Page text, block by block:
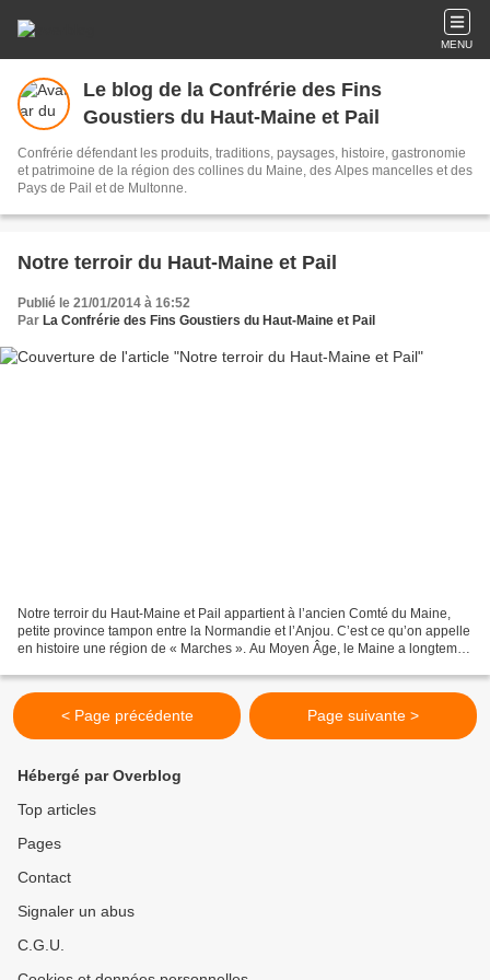
MENU
Le blog de la Confrérie des Fins
Goustiers du Haut-Maine et Pail
Confrérie défendant les produits, traditions, paysages, histoire, gastronomie
et patrimoine de la région des collines du Maine, des Alpes mancelles et des
Pays de Pail et de Multonne.
Notre terroir du Haut-Maine et Pail
Publié le 21/01/2014 à 16:52
Par La Confrérie des Fins Goustiers du Haut-Maine et Pail
Notre terroir du Haut-Maine et Pail appartient à l’ancien Comté du Maine,
petite province tampon entre la Normandie et l’Anjou. C’est ce qu’on appelle
en histoire une région de « Marches ». Au Moyen Âge, le Maine a longtemps
< Page précédente Page suivante >
Hébergé par Overblog
Top articles
Pages
Contact
Signaler un abus
C.G.U.